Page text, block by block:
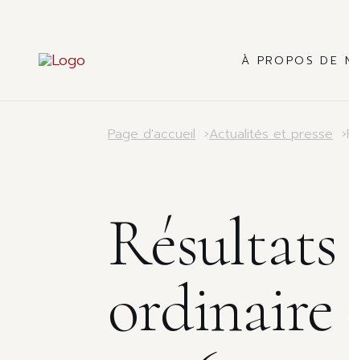
À PROPOS DE
Page d'accueil ›Actualités et presse ›
Résultats
ordinaire